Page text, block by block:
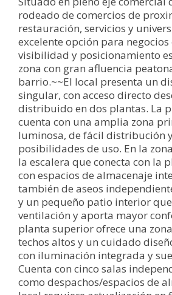
rodeado de comercios de
restauración, servicios y
excelente opción para
visibilidad y posicionamiento
zona con gran afluencia
barrio.~~El local presenta un
singular, con acceso directo
distribuido en dos plantas. La
cuenta con una amplia zona
luminosa, de fácil distribución
posibilidades de uso. En la
la escalera que conecta con la
con espacios de almacenaje
también de aseos
y un pequeño patio interior
ventilación y aporta mayor
planta superior ofrece una
techos altos y un cuidado
con iluminación integrada y
Cuenta con cinco salas
como despachos/espacios de